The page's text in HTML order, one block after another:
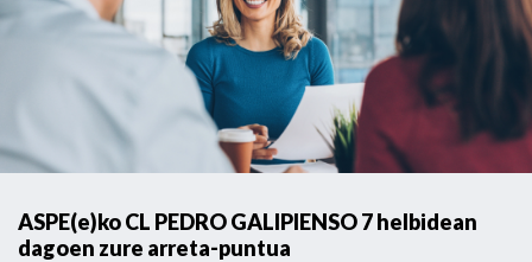
ASPE(e)ko CL PEDRO GALIPIENSO 7 helbidean
dagoen zure arreta-puntua